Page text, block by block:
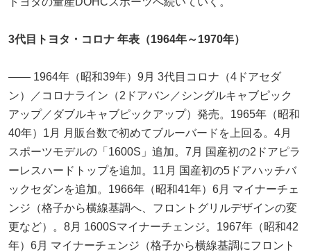
3代目トヨタ・コロナ 年表（1964年～1970年）
―― 1964年（昭和39年）9月 3代目コロナ（4ドアセダ
ン）／コロナライン（2ドアバン／シングルキャブピック
アップ／ダブルキャブピックアップ）発売。1965年（昭和
40年）1月 月販台数で初めてブルーバードを上回る。4月
スポーツモデルの「1600S」追加。7月 国産初の2ドアピラ
ーレスハードトップを追加。11月 国産初の5ドアハッチバ
ックセダンを追加。1966年（昭和41年）6月 マイナーチェ
ンジ（格子から横線基調へ、フロントグリルデザインの変
更など）。8月 1600Sマイナーチェンジ。1967年（昭和42
年）6月 マイナーチェンジ（格子から横線基調にフロント